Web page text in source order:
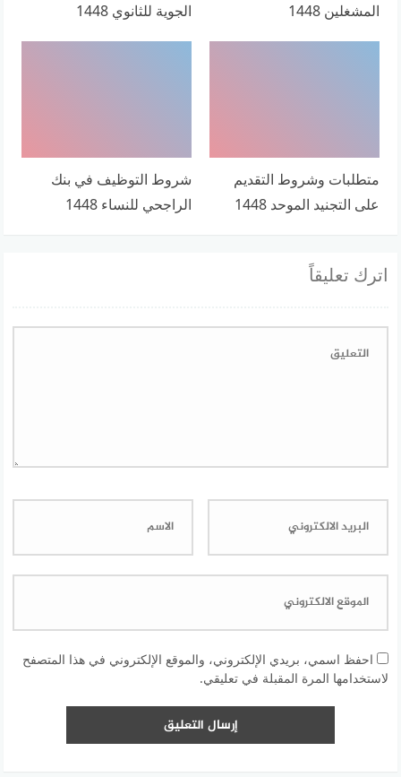
المشغلين 1448
الجوية للثانوي 1448
متطلبات وشروط التقديم
على التجنيد الموحد 1448
شروط التوظيف في بنك
الراجحي للنساء 1448
اترك تعليقاً
احفظ اسمي، بريدي الإلكتروني، والموقع الإلكتروني في هذا المتصفح
لاستخدامها المرة المقبلة في تعليقي.